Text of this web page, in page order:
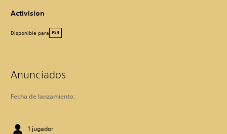
Activision
Disponible para PS4
Anunciados
Fecha de lanzamiento:
1 jugador